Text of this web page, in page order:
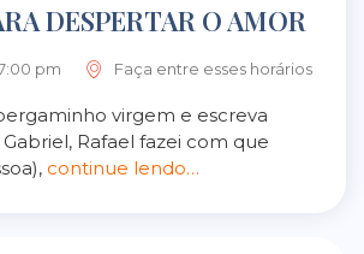
DESPERTAR O AMOR
pm Faça entre esses horários
virgem e escreva
Rafael fazei com que
continue lendo…